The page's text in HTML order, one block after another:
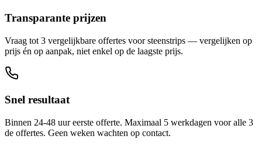
Transparante prijzen
Vraag tot 3 vergelijkbare offertes voor steenstrips — vergelijken op
prijs én op aanpak, niet enkel op de laagste prijs.
Snel resultaat
Binnen 24-48 uur eerste offerte. Maximaal 5 werkdagen voor alle 3
de offertes. Geen weken wachten op contact.